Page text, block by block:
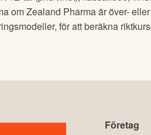
omZealand Pharmaär över-
för att beräkna
Företag